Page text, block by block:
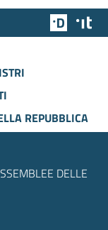
Team
REPUBBLICA
DELLE